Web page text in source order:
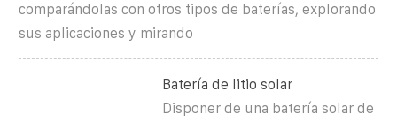
comparándolas con otros tipos de baterías, explorando
sus aplicaciones y mirando
Batería de litio solar
Disponer de una batería solar de